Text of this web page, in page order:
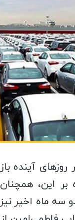
آینده
بر این،
سه ماه اخیر